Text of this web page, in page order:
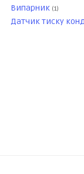
Випарник (1)
Датчик тиску